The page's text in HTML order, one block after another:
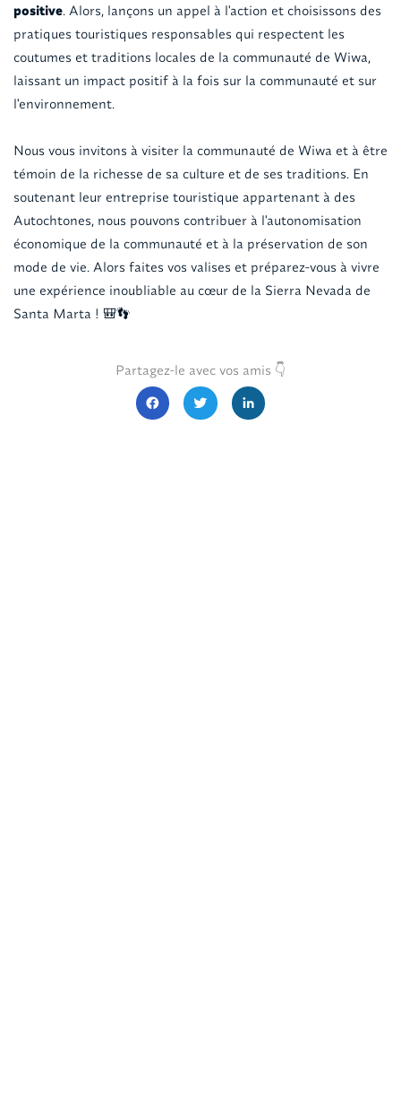
positive. Alors, lançons un appel à l'action et choisissons des
pratiques touristiques responsables qui respectent les
coutumes et traditions locales de la communauté de Wiwa,
laissant un impact positif à la fois sur la communauté et sur
l'environnement.
Nous vous invitons à visiter la communauté de Wiwa et à être
témoin de la richesse de sa culture et de ses traditions. En
soutenant leur entreprise touristique appartenant à des
Autochtones, nous pouvons contribuer à l'autonomisation
économique de la communauté et à la préservation de son
mode de vie. Alors faites vos valises et préparez-vous à vivre
une expérience inoubliable au cœur de la Sierra Nevada de
Santa Marta ! 🎒👣
Partagez-le avec vos amis 👇